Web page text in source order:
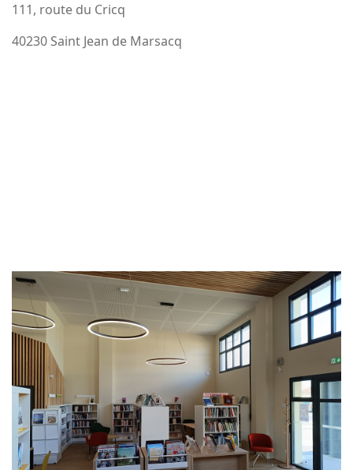
111, route du Cricq
40230 Saint Jean de Marsacq